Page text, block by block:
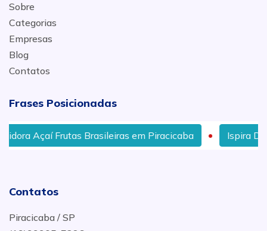
Sobre
Categorias
Empresas
Blog
Contatos
Frases Posicionadas
Açaí Frutas Brasileiras em Piracicaba Ispira
Contatos
Piracicaba / SP